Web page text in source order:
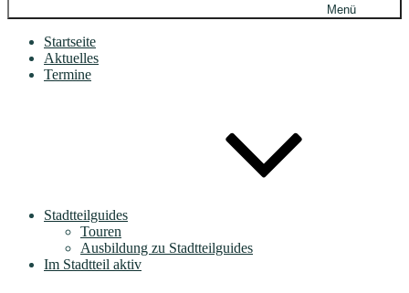
Menü
Startseite
Aktuelles
Termine
Stadtteilguides
Touren
Ausbildung zu Stadtteilguides
Im Stadtteil aktiv